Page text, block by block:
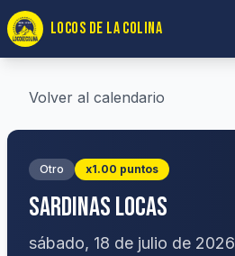
LOCOS DE LA COLINA
Volver al calendario
Otro x1.00 puntos
SARDINAS LOCAS
sábado, 18 de julio de 2026